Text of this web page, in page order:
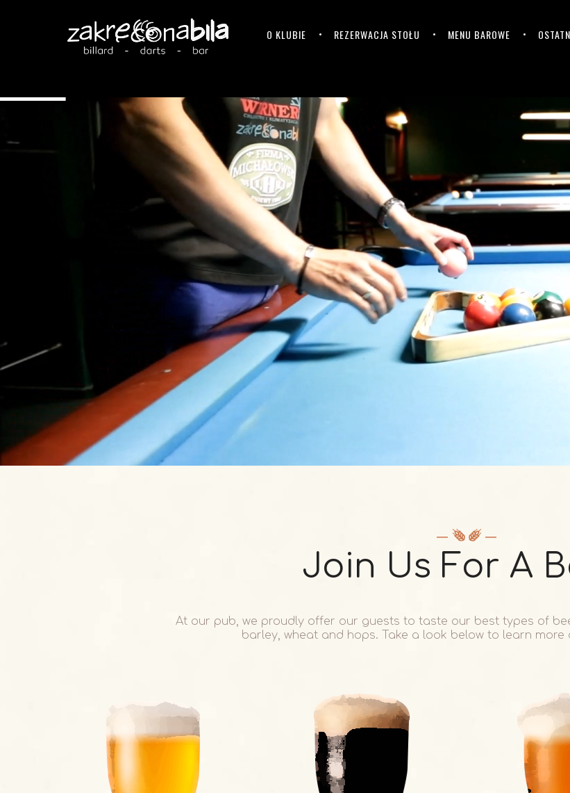
O KLUBIE REZERWACJA STOŁU MENU BAROWE
Join Us For A
At our pub, we proudly offer our guests to taste our best types of
barley, wheat and hops. Take a look below to learn